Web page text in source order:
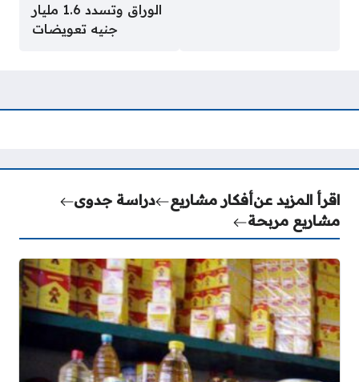
الوراق وتسدد 1.6 مليار
جنيه تعويضات
اقرأ المزيد عنأفكار مشاريع
دراسة جدوى
مشاريع مربحة